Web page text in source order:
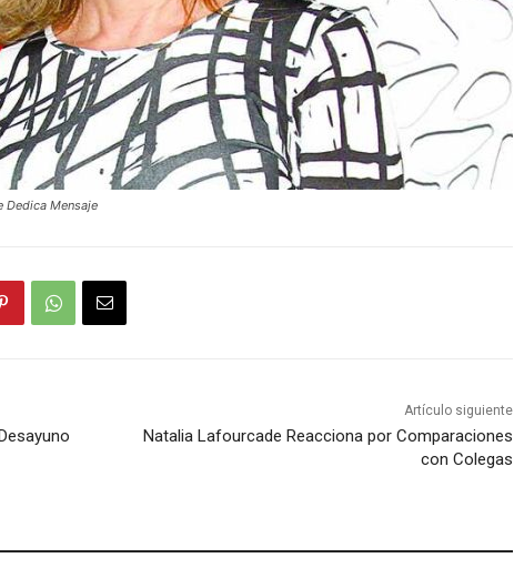
Dedica Mensaje
Artículo siguiente
Natalia Lafourcade Reacciona por Comparaciones
con Colegas